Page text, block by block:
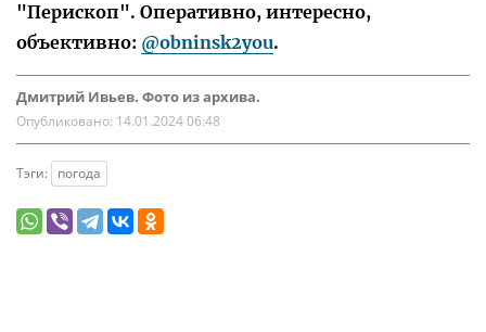
"Перископ". Оперативно, интересно,
объективно: @obninsk2you.
Дмитрий Ивьев. Фото из архива.
Опубликовано: 14.01.2024 06:48
Тэги: погода